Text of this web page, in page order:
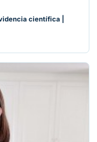
científica |